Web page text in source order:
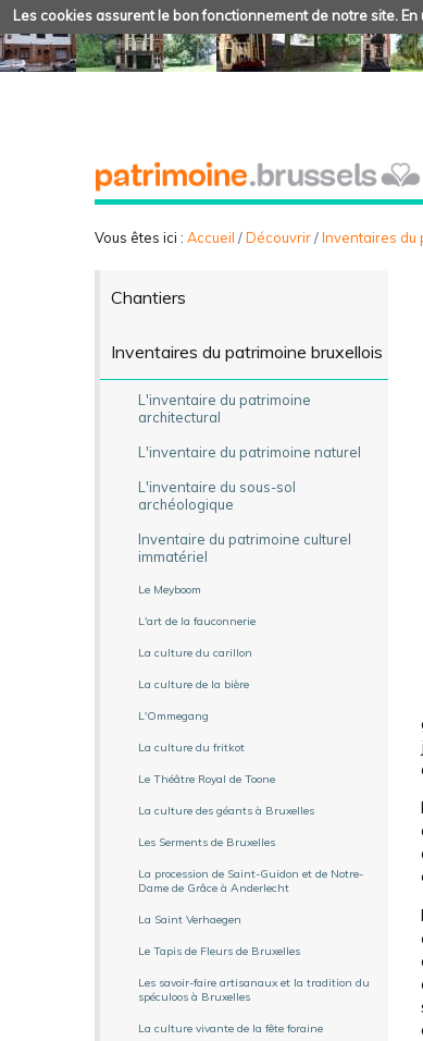
Les cookies assurent le bon fonctionnement de notre site.
Vous êtes ici : Accueil /Découvrir/Inventaires du
Chantiers
Inventaires du patrimoine bruxellois
L'inventaire du patrimoine
architectural
L'inventaire du patrimoine naturel
L'inventaire du sous-sol
archéologique
Inventaire du patrimoine culturel
immatériel
Le Meyboom
L'art de la fauconnerie
La culture du carillon
La culture de la bière
L'Ommegang
La culture du fritkot
Le Théâtre Royal de Toone
La culture des géants à Bruxelles
Les Serments de Bruxelles
La procession de Saint-Guidon et de Notre-
Dame de Grâce à Anderlecht
La Saint Verhaegen
Le Tapis de Fleurs de Bruxelles
Les savoir-faire artisanaux et la tradition du
spéculoos à Bruxelles
La culture vivante de la fête foraine